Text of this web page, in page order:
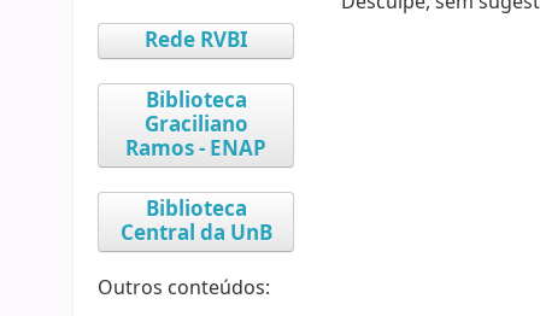
Rede RVBI
Biblioteca
Graciliano
Ramos - ENAP
Biblioteca
Central da UnB
Outros conteúdos: